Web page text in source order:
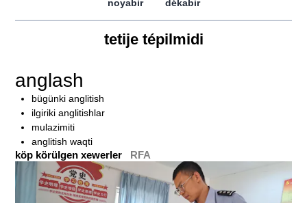
noyabir dékabir
tetije tépilmidi
anglash
bügünki anglitish
ilgiriki anglitishlar
mulazimiti
anglitish waqti
köp körülgen xewerler RFA